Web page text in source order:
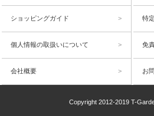
ショッピングガイド 特
個人情報の取扱いについて 免
会社概要 お
Copyright 2012-2019 T-